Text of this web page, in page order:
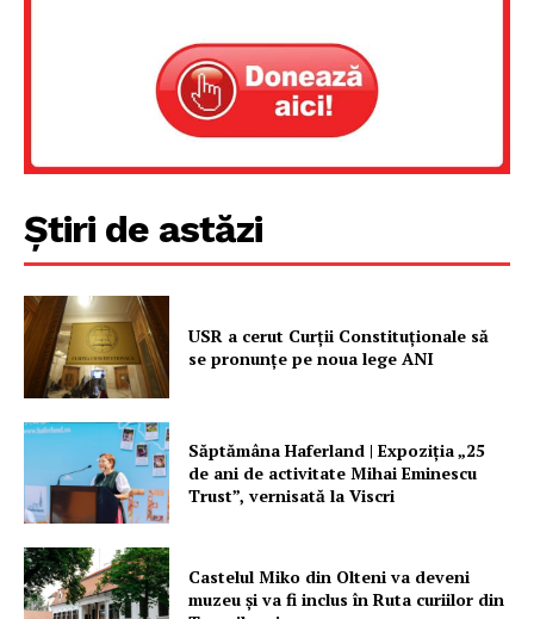
Proiecte editoriale
Știri de astăzi
USR a cerut Curții Constituționale să
se pronunțe pe noua lege ANI
Săptămâna Haferland | Expoziţia „25
de ani de activitate Mihai Eminescu
Trust”, vernisată la Viscri
Castelul Miko din Olteni va deveni
muzeu şi va fi inclus în Ruta curiilor din